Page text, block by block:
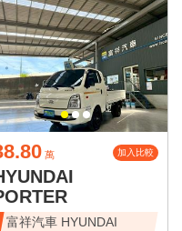
萬 加入比較
富祥汽車 HYUNDAI